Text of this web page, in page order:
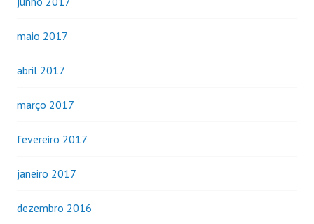
maio 2017
abril 2017
março 2017
fevereiro 2017
janeiro 2017
dezembro 2016